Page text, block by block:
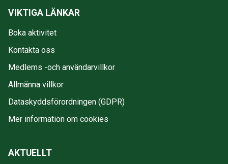
VIKTIGA LÄNKAR
Boka aktivitet
Kontakta oss
Medlems -och användarvillkor
Allmänna villkor
Dataskyddsförordningen (GDPR)
Mer information om cookies
AKTUELLT